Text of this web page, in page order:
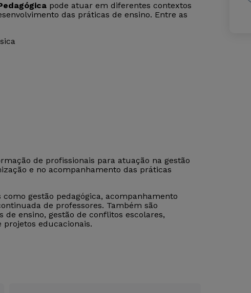
pode atuar em diferentes contextos
das práticas de ensino. Entre as
de profissionais para atuação na gestão
e no acompanhamento das práticas
gestão pedagógica, acompanhamento
de professores. Também são
ensino, gestão de conflitos escolares,
educacionais.